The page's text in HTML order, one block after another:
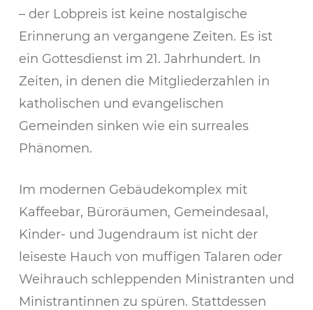
– der Lobpreis ist keine nostalgische
Erinnerung an vergangene Zeiten. Es ist
ein Gottesdienst im 21. Jahrhundert. In
Zeiten, in denen die Mitgliederzahlen in
katholischen und evangelischen
Gemeinden sinken wie ein surreales
Phänomen.
Im modernen Gebäudekomplex mit
Kaffeebar, Büroräumen, Gemeindesaal,
Kinder- und Jugendraum ist nicht der
leiseste Hauch von muffigen Talaren oder
Weihrauch schleppenden Ministranten und
Ministrantinnen zu spüren. Stattdessen